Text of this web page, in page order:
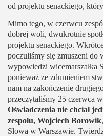
od projektu senackiego,
Mimo tego, w czerwcu
dobrej woli, dwukrotnie
projektu senackiego.
poczuliśmy się zmuszeni do
wypowiedzi wicemarszałka
ponieważ ze zdumieniem
nam na zakończenie
przeczytaliśmy 25 czerwca
Oświadczenia nie chciał
zespołu, Wojciech Borowik
Słowa w Warszawie.